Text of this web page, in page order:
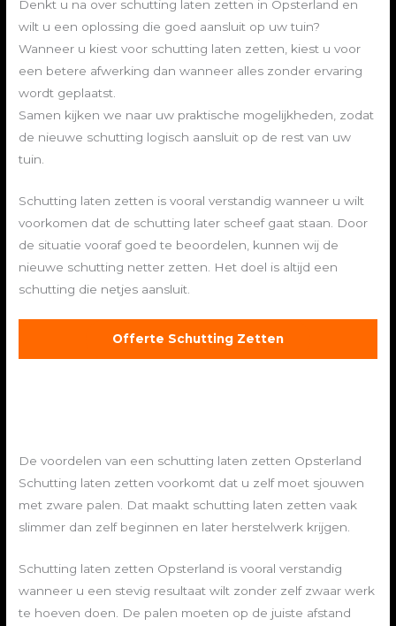
Denkt u na over schutting laten zetten in Opsterland en
wilt u een oplossing die goed aansluit op uw tuin?
Wanneer u kiest voor schutting laten zetten, kiest u voor
een betere afwerking dan wanneer alles zonder ervaring
wordt geplaatst.
Samen kijken we naar uw praktische mogelijkheden, zodat
de nieuwe schutting logisch aansluit op de rest van uw
tuin.
Schutting laten zetten is vooral verstandig wanneer u wilt
voorkomen dat de schutting later scheef gaat staan. Door
de situatie vooraf goed te beoordelen, kunnen wij de
nieuwe schutting netter zetten. Het doel is altijd een
schutting die netjes aansluit.
Offerte Schutting Zetten
De voordelen van een schutting laten zetten Opsterland
Schutting laten zetten voorkomt dat u zelf moet sjouwen
met zware palen. Dat maakt schutting laten zetten vaak
slimmer dan zelf beginnen en later herstelwerk krijgen.
Schutting laten zetten Opsterland is vooral verstandig
wanneer u een stevig resultaat wilt zonder zelf zwaar werk
te hoeven doen. De palen moeten op de juiste afstand